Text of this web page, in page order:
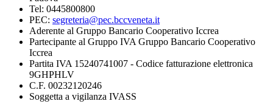
Tel: 0445800800
PEC: segreteria@pec.bccveneta.it
Aderente al Gruppo Bancario Cooperativo Iccrea
Partecipante al Gruppo IVA Gruppo Bancario Cooperativo
Iccrea
Partita IVA 15240741007 - Codice fatturazione elettronica
9GHPHLV
C.F. 00232120246
Soggetta a vigilanza IVASS